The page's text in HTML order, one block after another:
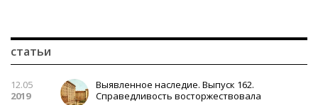
статьи
12.05
2019
Выявленное наследие. Выпуск 162.
Справедливость восторжествовала